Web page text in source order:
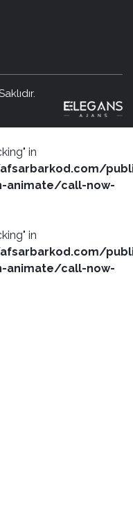
in
animate/call-now-
in
animate/call-now-